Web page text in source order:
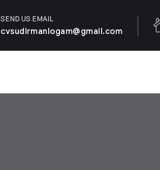
SEND US EMAIL
cvsudirmanlogam@gmail.com